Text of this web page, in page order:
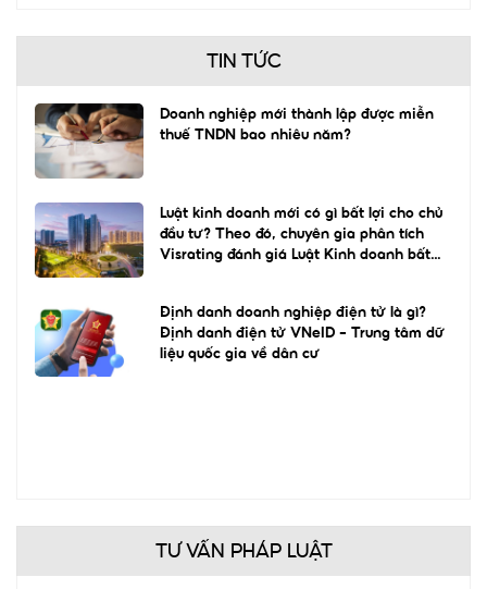
TIN TỨC
Doanh nghiệp mới thành lập được miễn
thuế TNDN bao nhiêu năm?
Luật kinh doanh mới có gì bất lợi cho chủ
đầu tư? Theo đó, chuyên gia phân tích
Visrating đánh giá Luật Kinh doanh bất
Định danh doanh nghiệp điện tử là gì?
Định danh điện tử VNeID – Trung tâm dữ
liệu quốc gia về dân cư
TƯ VẤN PHÁP LUẬT